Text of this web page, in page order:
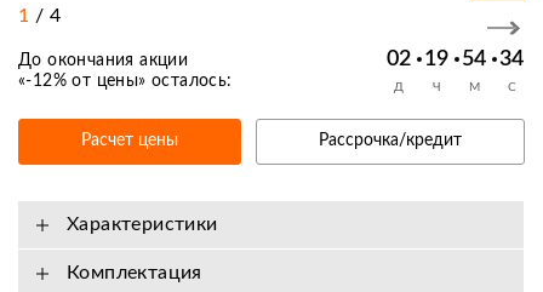
1 / 4
До окончания акции
«-12% от цены» осталось:
02 19 54 34
Д Ч М С
Расчет цены Рассрочка/кредит
Характеристики
Комплектация